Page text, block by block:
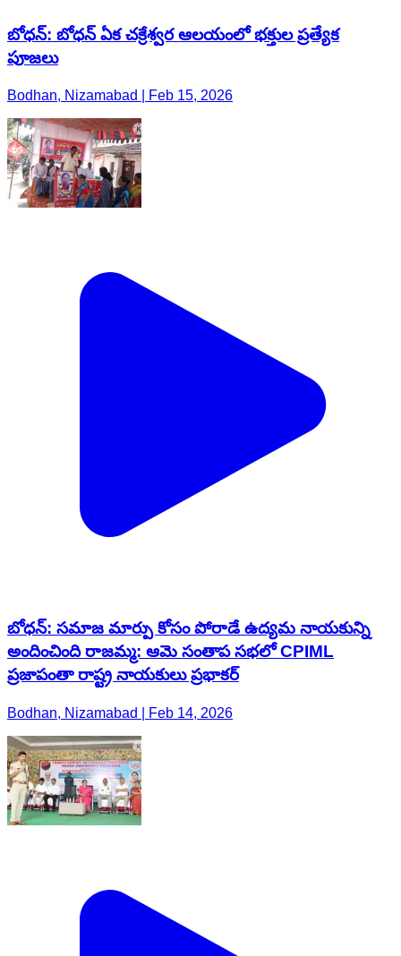
బోధన్: బోధన్ ఏక చక్రేశ్వర ఆలయంలో భక్తుల ప్రత్యేక
పూజలు
Bodhan, Nizamabad | Feb 15, 2026
బోధన్: సమాజ మార్పు కోసం పోరాడే ఉద్యమ నాయకున్ని
అందించింది రాజమ్మ: ఆమె సంతాప సభలో CPIML
ప్రజాపంతా రాష్ట్ర నాయకులు ప్రభాకర్
Bodhan, Nizamabad | Feb 14, 2026